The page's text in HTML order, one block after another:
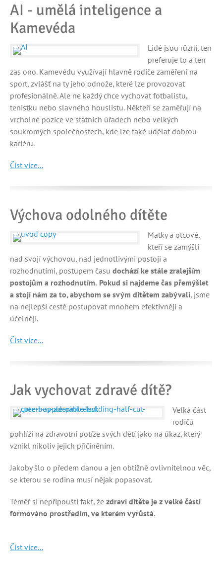
AI - umělá inteligence a
Kamevéda
Lidé jsou různí, ten
preferuje to a ten
zas ono. Kamevédu využívají hlavně rodiče zaměření na
sport, zvlášť na ty jeho odnože, které lze provozovat
profesionálně. Ale ne každý chce vychovat fotbalistu,
tenistku nebo slavného houslistu. Někteří se zaměřují na
vrcholné pozice ve státních úřadech nebo velkých
soukromých společnostech, kde lze také udělat dobrou
kariéru.
Číst více...
Výchova odolného dítěte
Matky a otcové,
kteří se zamýšlí
nad svojí výchovou, nad jednotlivými postoji a
rozhodnutími, postupem času dochází ke stále zralejším
postojům a rozhodnutím. Pokud si najdeme čas přemýšlet
a stojí nám za to, abychom se svým dítětem zabývali, jsme
na nejlepší cestě postupovat mnohem efektivněji a
účelněji.
Číst více...
Jak vychovat zdravé dítě?
Velká část
rodičů
pohlíží na zdravotní potíže svých dětí jako na úkaz, který
vznikl nikoliv jejich přičiněním.
Jakoby šlo o předem danou a jen obtížně ovlivnitelnou věc,
se kterou se rodina musí nějak popasovat.
Téměř si nepřipouští fakt, že zdraví dítěte je z velké části
formováno prostředím, ve kterém vyrůstá.
Číst více...